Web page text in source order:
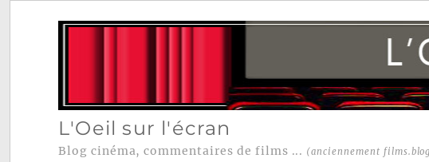
L'Oeil sur l'écran
Blog cinéma, commentaires de films ... (anciennement